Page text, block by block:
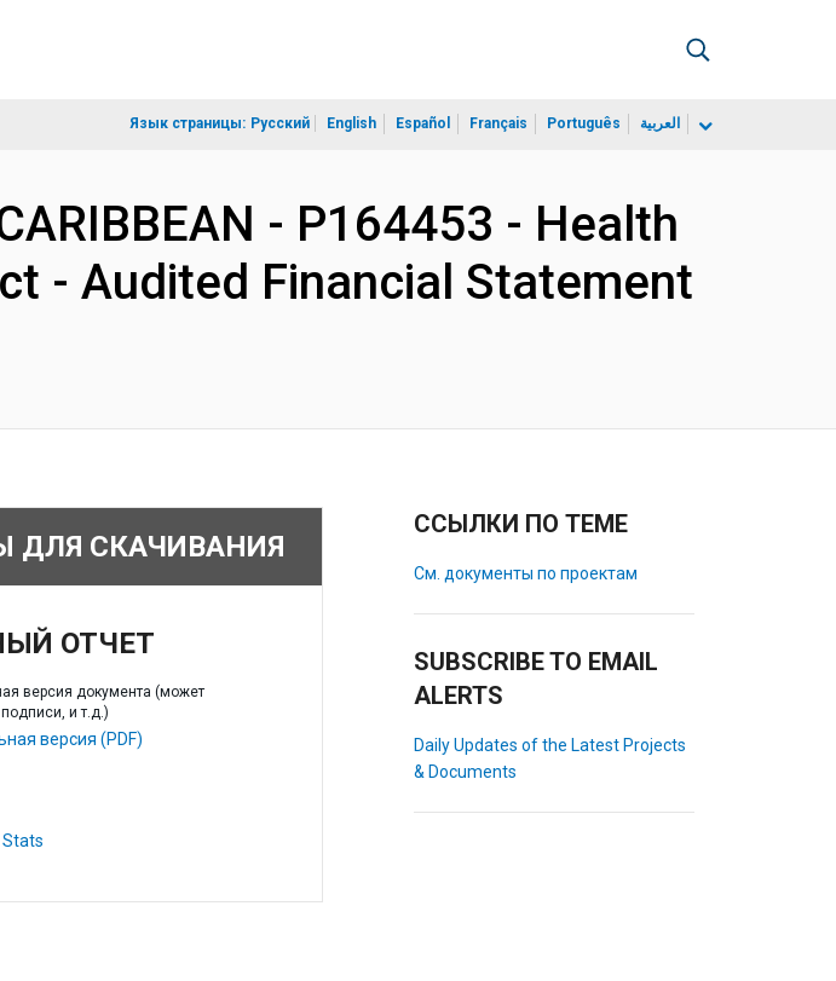
Язык страницы: Русский English Español Français Português العربية
- P164453 - Health
- Audited Financial Statement
ДЛЯ СКАЧИВАНИЯ
ОТЧЕТ
версия документа (может
и т.д.)
версия (PDF)
Stats
ССЫЛКИ ПО ТЕМЕ
См. документы по проектам
SUBSCRIBE TO EMAIL
ALERTS
Daily Updates of the Latest Projects
& Documents